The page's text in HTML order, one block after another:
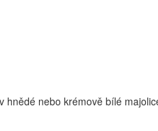
hnědé nebo krémově bílé